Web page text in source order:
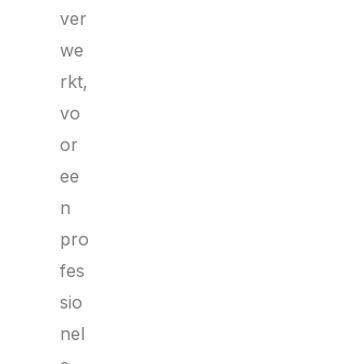
ver
we
rkt,
vo
or
ee
n
pro
fes
sio
nel